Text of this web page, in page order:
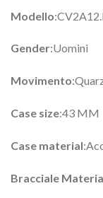
Modello
Gender:Uomini
Movimento
Case size:43 MM
Case material
Bracciale